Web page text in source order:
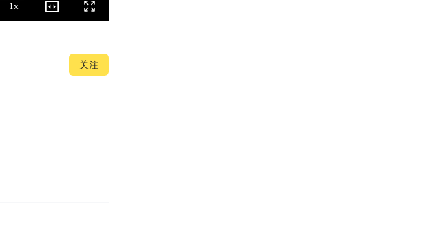
1x
播
放
屏
关注